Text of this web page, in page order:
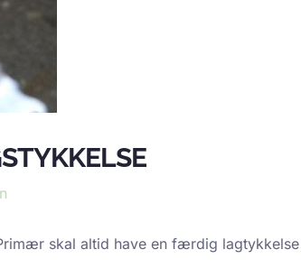
skal altid have en færdig